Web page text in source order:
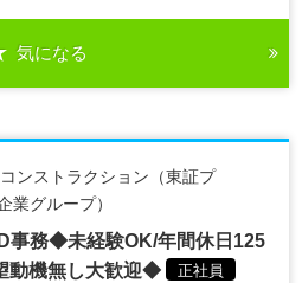
気になる
ンストラクション（東証プ
業グループ）
事務◆未経験OK/年間休日125
動機無し大歓迎◆
正社員